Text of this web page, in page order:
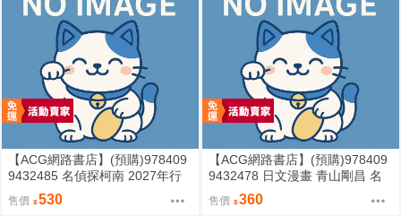
【ACG網路書店】(預購)978409
9432485 名偵探柯南 2027年行
事曆 手帳本
售價 530
【ACG網路書店】(預購)978409
9432478 日文漫畫 青山剛昌 名
偵探柯南 (109) 特裝版 附：分鏡
圖卡片套組
售價 360